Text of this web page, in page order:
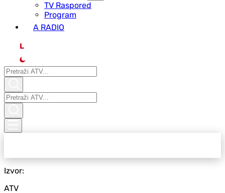
ТV Raspored
Program
A RADIO
L
Izvor:
ATV